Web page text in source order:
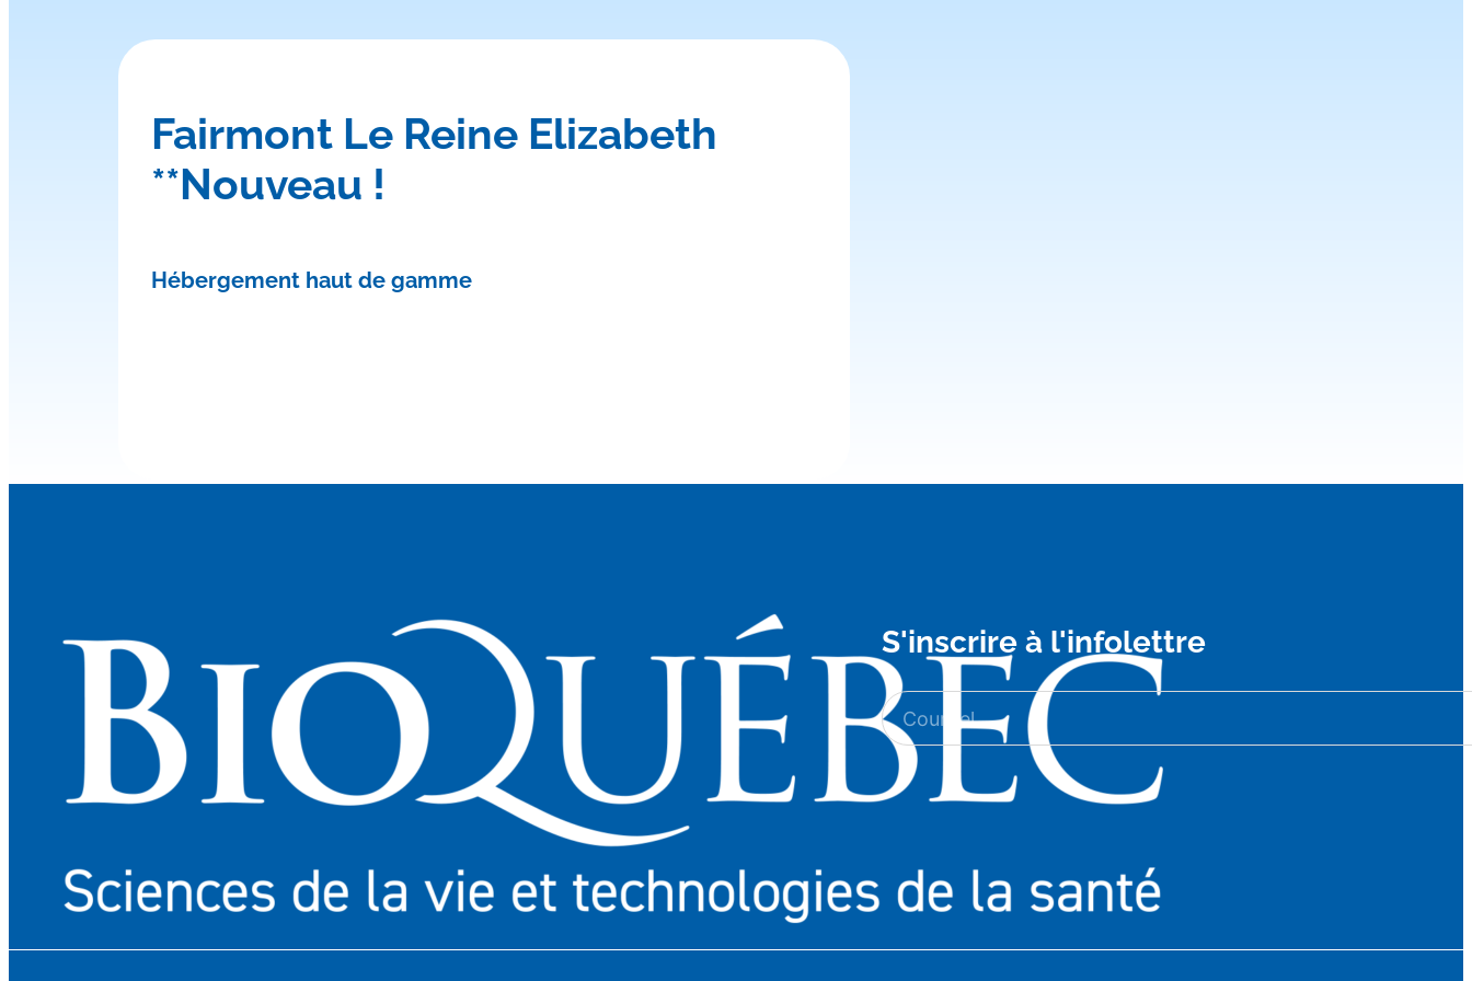
Fairmont Le Reine Elizabeth
**Nouveau !
Hébergement haut de gamme
S'inscrire à l'infolettre